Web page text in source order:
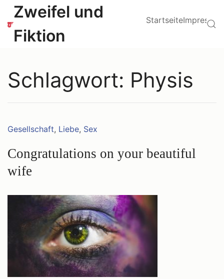
Zum
Inhalt
springen
Zweifel und
Fiktion
StartseiteImpressum
Schlagwort: Physis
Kategorien:
Gesellschaft, Liebe, Sex
Congratulations on your beautiful
wife